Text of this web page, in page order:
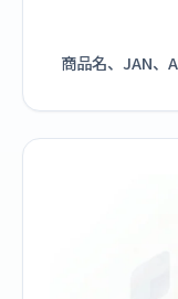
商品名、JAN、